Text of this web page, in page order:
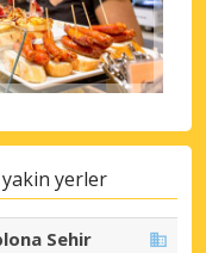
yerler
Sehir